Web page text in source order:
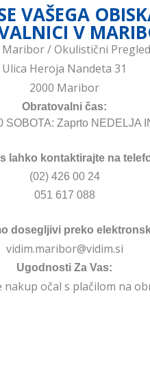
VAŠEGA
V
Maribor / Okulistični
Ulica Heroja Nandeta 31
2000 Maribor
Obratovalni čas:
SOBOTA: Zaprto NEDELJA
lahko kontaktirajte na
(02) 426 00 24
051 617 088
dosegljivi preko
vidim.maribor@vidim.si
Ugodnosti Za Vas:
nakup očal s plačilom na